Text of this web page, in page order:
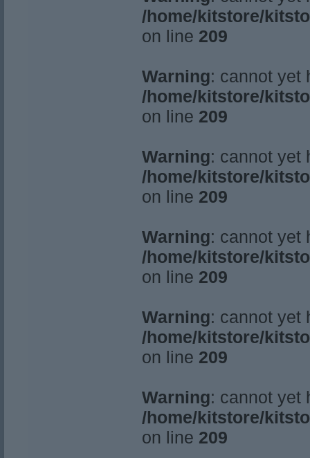
/home/kitstore/
on line 209
Warning: cannot yet
/home/kitstore/
on line 209
Warning: cannot yet
/home/kitstore/
on line 209
Warning: cannot yet
/home/kitstore/
on line 209
Warning: cannot yet
/home/kitstore/
on line 209
Warning: cannot yet
/home/kitstore/
on line 209